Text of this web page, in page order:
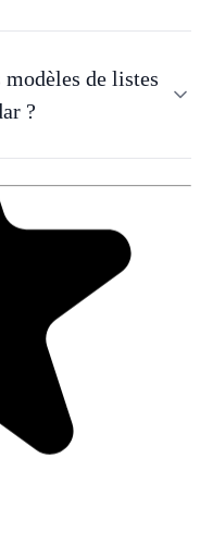
de listes
?